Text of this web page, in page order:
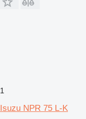
1
Isuzu NPR 75 L-K